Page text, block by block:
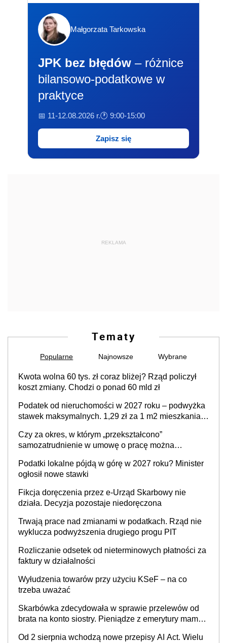
Małgorzata Tarkowska
JPK bez błędów – różnice
bilansowo-podatkowe w
praktyce
📅 11-12.08.2026 r.🕐 9:00-15:00
Zapisz się
REKLAMA
Tematy
Popularne Najnowsze Wybrane
Kwota wolna 60 tys. zł coraz bliżej? Rząd policzył
koszt zmiany. Chodzi o ponad 60 mld zł
Podatek od nieruchomości w 2027 roku – podwyżka
stawek maksymalnych. 1,29 zł za 1 m2 mieszkania,
prowadzeniem działalności gospodarczej
Czy za okres, w którym „przekształcono”
samozatrudnienie w umowę o pracę można
cywilnoprawnej jedynym racjonalnym wyjściem
Podatki lokalne pójdą w górę w 2027 roku? Minister
ogłosił nowe stawki
Fikcja doręczenia przez e-Urząd Skarbowy nie
działa. Decyzja pozostaje niedoręczona
Trwają prace nad zmianami w podatkach. Rząd nie
wyklucza podwyższenia drugiego progu PIT
Rozliczanie odsetek od nieterminowych płatności za
faktury w działalności
Wyłudzenia towarów przy użyciu KSeF – na co
trzeba uważać
Skarbówka zdecydowała w sprawie przelewów od
brata na konto siostry. Pieniądze z emerytury mamy
będzie
Od 2 sierpnia wchodzą nowe przepisy AI Act. Wielu